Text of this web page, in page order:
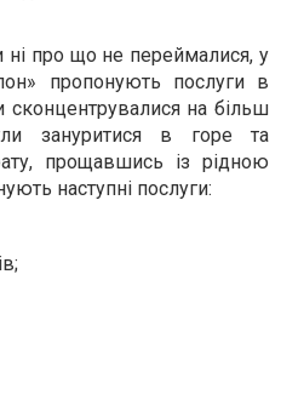
ні про що не переймалися, у
пропонують послуги в
сконцентрувалися на більш
зануритися в горе та
прощавшись із рідною
наступні послуги: